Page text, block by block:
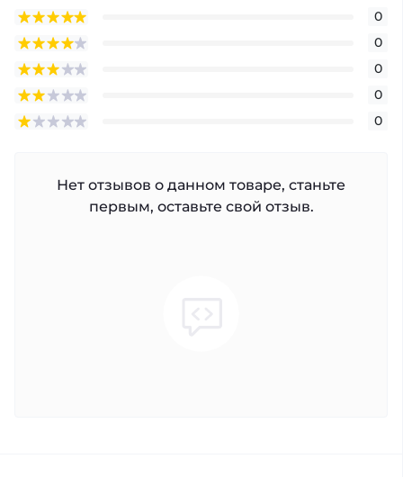
0
0
0
0
0
Нет отзывов о данном товаре, станьте
первым, оставьте свой отзыв.